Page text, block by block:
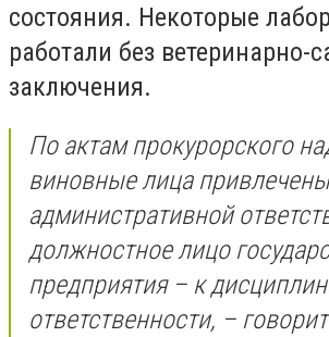
состояния. Некоторые
работали без ветеринарно-
заключения.
По актам прокурорского
виновные лица
административной
должностное лицо
предприятия – к
ответственности, –